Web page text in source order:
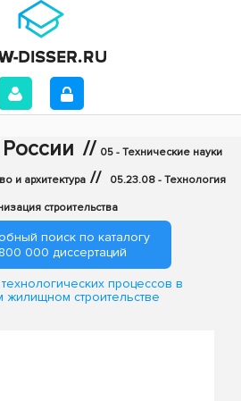
// 05 - Технические науки
и архитектура // 05.23.08 - Технология
строительства
поиск по каталогу
000 диссертаций
процессов в
жилищном строительстве